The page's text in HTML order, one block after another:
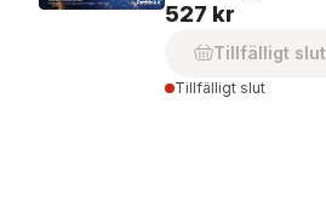
527 kr
Tillfälligt slut
Tillfälligt slut